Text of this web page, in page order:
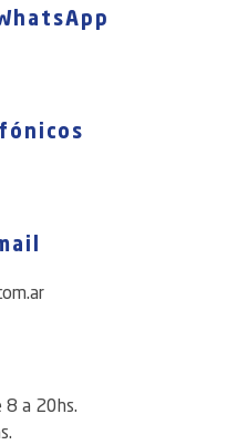
8 a 20hs.